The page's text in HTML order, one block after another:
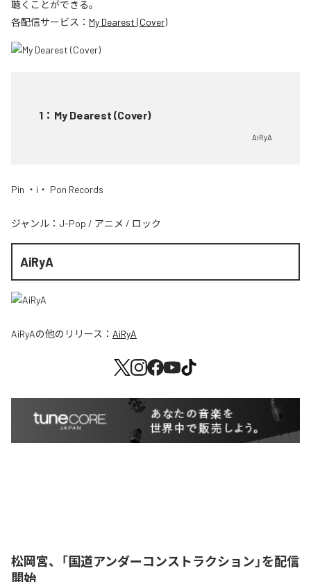
聴くことができる。
各配信サービス： My Dearest (Cover)
1 ： My Dearest (Cover)
AiRyA
Pin ・i・ Pon Records
ジャンル： J-Pop / アニメ / ロック
AiRyA
AiRyAの他のリリース： AiRyA
松岡宮、「国道アンダーコンストラクション」を配信
開始